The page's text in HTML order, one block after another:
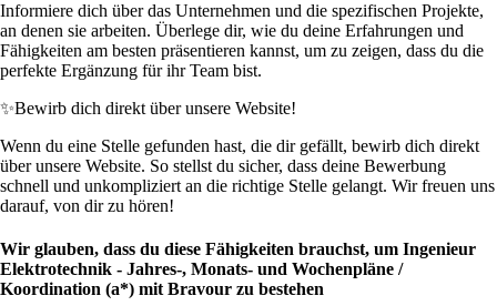
Informiere dich über das Unternehmen und die spezifischen Projekte,
an denen sie arbeiten. Überlege dir, wie du deine Erfahrungen und
Fähigkeiten am besten präsentieren kannst, um zu zeigen, dass du die
perfekte Ergänzung für ihr Team bist.
✨Bewirb dich direkt über unsere Website!
Wenn du eine Stelle gefunden hast, die dir gefällt, bewirb dich direkt
über unsere Website. So stellst du sicher, dass deine Bewerbung
schnell und unkompliziert an die richtige Stelle gelangt. Wir freuen uns
darauf, von dir zu hören!
Wir glauben, dass du diese Fähigkeiten brauchst, um Ingenieur
Elektrotechnik - Jahres-, Monats- und Wochenpläne /
Koordination (a*) mit Bravour zu bestehen